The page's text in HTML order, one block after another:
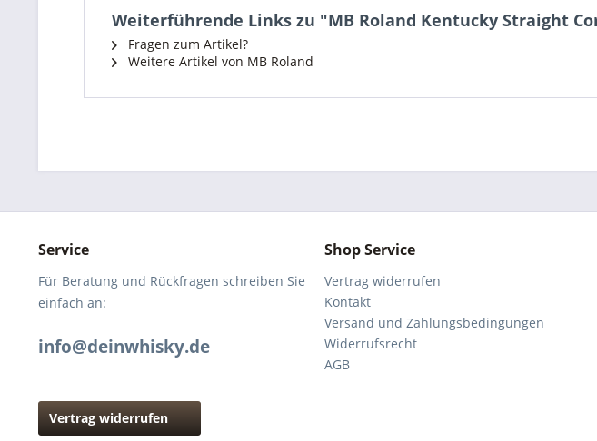
Weiterführende Links zu "MB Roland Kentucky Straight
Fragen zum Artikel?
Weitere Artikel von MB Roland
Service
Für Beratung und Rückfragen schreiben Sie
einfach an:
info@deinwhisky.de
Vertrag widerrufen
Shop Service
Vertrag widerrufen
Kontakt
Versand und Zahlungsbedingungen
Widerrufsrecht
AGB